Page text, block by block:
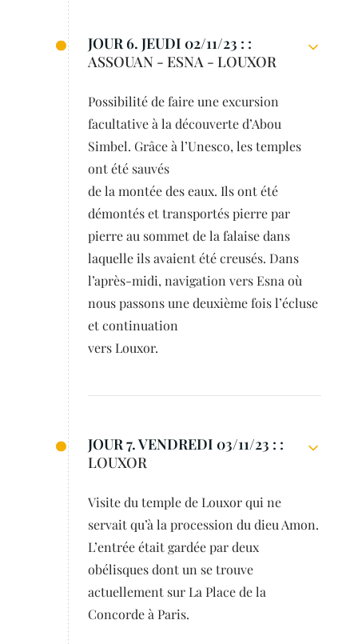
JOUR 6. JEUDI 02/11/23 : :
ASSOUAN - ESNA - LOUXOR
Possibilité de faire une excursion
facultative à la découverte d’Abou
Simbel. Grâce à l’Unesco, les temples
ont été sauvés
de la montée des eaux. Ils ont été
démontés et transportés pierre par
pierre au sommet de la falaise dans
laquelle ils avaient été creusés. Dans
l’après-midi, navigation vers Esna où
nous passons une deuxième fois l’écluse
et continuation
vers Louxor.
JOUR 7. VENDREDI 03/11/23 : :
LOUXOR
Visite du temple de Louxor qui ne
servait qu’à la procession du dieu Amon.
L’entrée était gardée par deux
obélisques dont un se trouve
actuellement sur La Place de la
Concorde à Paris.